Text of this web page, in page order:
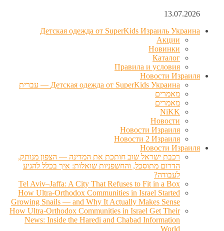
13.07.2026
Детская одежда от SuperKids Израиль Украина
Акции
Новинки
Каталог
Правила и условия
Новости Израиля
Детская одежда от SuperKids Украина — עברית
מאמרים
מאמרים
NiKK
Новости
Новости Израиля
Новости 2 Израиля
Новости Израиля
רכבת ישראל שוב חותכת את המדינה — הצפון מנותק,
הדרום מתוסכל, והחשפניות שואלות: איך בכלל להגיע
לעבודה?
Tel Aviv–Jaffa: A City That Refuses to Fit in a Box
How Ultra-Orthodox Communities in Israel Started
Growing Snails — and Why It Actually Makes Sense
How Ultra-Orthodox Communities in Israel Get Their
News: Inside the Haredi and Chabad Information
World